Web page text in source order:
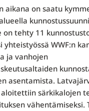
aikana on saatu
on tehty 11
yhteistyössä WWF:n
ja vanhojen
asentamista.
särkikalojen
vähentämiseksi.